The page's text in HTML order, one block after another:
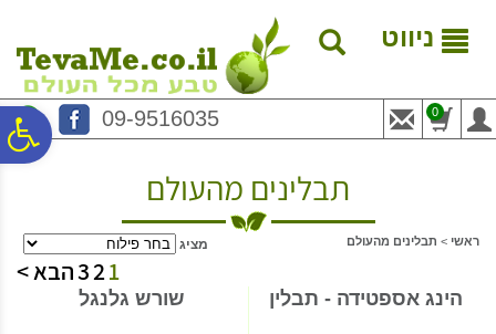
נגישות
המרכזי
ניווט
09-9516035 0
תבלינים מהעולם
ראשי > תבלינים מהעולם מציג
1
2
3הבא >
הינג אספטידה - תבלין שורש גלנגל